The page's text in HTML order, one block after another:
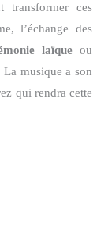
transformer ces
l’échange des
laïque ou
musique a son
qui rendra cette